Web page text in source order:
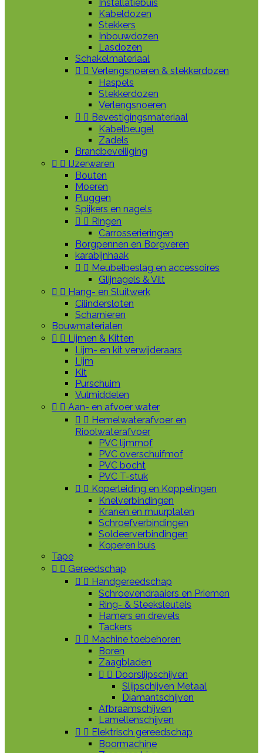
Installatiebuis
Kabeldozen
Stekkers
Inbouwdozen
Lasdozen
Schakelmateriaal
  Verlengsnoeren & stekkerdozen
Haspels
Stekkerdozen
Verlengsnoeren
  Bevestigingsmateriaal
Kabelbeugel
Zadels
Brandbeveiliging
  IJzerwaren
Bouten
Moeren
Pluggen
Spijkers en nagels
  Ringen
Carrosserieringen
Borgpennen en Borgveren
karabijnhaak
  Meubelbeslag en accessoires
Glijnagels & Vilt
  Hang- en Sluitwerk
Cilindersloten
Scharnieren
Bouwmaterialen
  Lijmen & Kitten
Lijm- en kit verwijderaars
Lijm
Kit
Purschuim
Vulmiddelen
  Aan- en afvoer water
  Hemelwaterafvoer en
Rioolwaterafvoer
PVC lijmmof
PVC overschuifmof
PVC bocht
PVC T-stuk
  Koperleiding en Koppelingen
Knelverbindingen
Kranen en muurplaten
Schroefverbindingen
Soldeerverbindingen
Koperen buis
Tape
  Gereedschap
  Handgereedschap
Schroevendraaiers en Priemen
Ring- & Steeksleutels
Hamers en drevels
Tackers
  Machine toebehoren
Boren
Zaagbladen
  Doorslijpschijven
Slijpschijven Metaal
Diamantschijven
Afbraamschijven
Lamellenschijven
  Elektrisch gereedschap
Boormachine